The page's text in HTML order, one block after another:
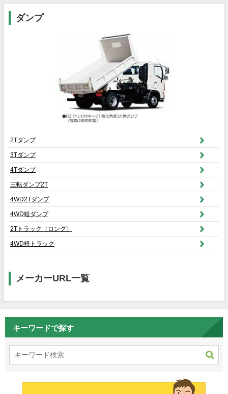
ダンプ
2Tダンプ
3Tダンプ
4Tダンプ
三転ダンプ2T
4WD2Tダンプ
4WD軽ダンプ
2Tトラック（ロング）
4WD軽トラック
メーカーURL一覧
キーワードで探す